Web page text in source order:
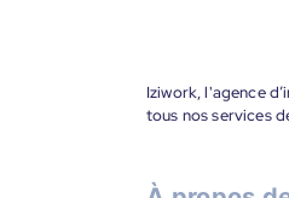
Iziwork, l'agence
tous nos services